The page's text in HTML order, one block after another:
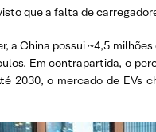
que a falta de
a China possui ~4,5
Em contrapartida, o
2030, o mercado de EVs